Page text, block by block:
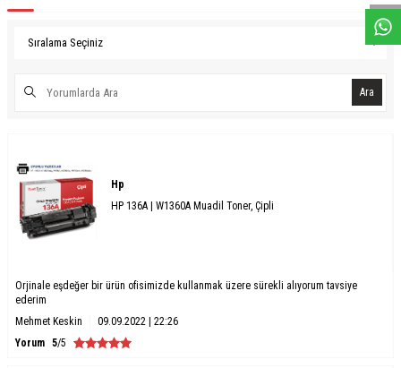
Ara
Hp
HP 136A | W1360A Muadil Toner, Çipli
Orjinale eşdeğer bir ürün ofisimizde kullanmak üzere sürekli alıyorum tavsiye
ederim
Mehmet Keskin
09.09.2022 | 22:26
Yorum 5/5